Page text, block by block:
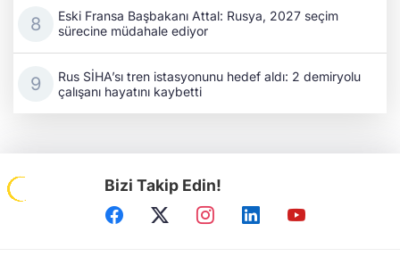
Eski Fransa Başbakanı Attal: Rusya, 2027 seçim
sürecine müdahale ediyor
Rus SİHA’sı tren istasyonunu hedef aldı: 2 demiryolu
çalışanı hayatını kaybetti
Bizi Takip Edin!